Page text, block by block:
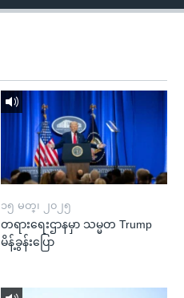
၁၅ မတ္၊ ၂၀၂၅
တရားရေးဌာနမှာ သမ္မတ Trump
မိန့်ခွန်းပြော